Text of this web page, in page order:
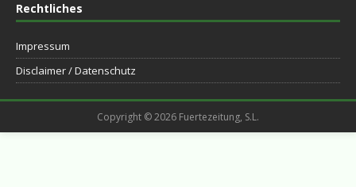
Rechtliches
Impressum
Disclaimer / Datenschutz
Copyright © 2026 Fuertezeitung, S.L.